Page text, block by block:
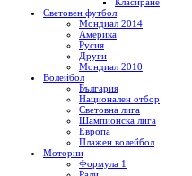
Класиране
Световен футбол
Мондиал 2014
Америка
Русия
Други
Мондиал 2010
Волейбол
България
Национален отбор
Световна лига
Шампионска лига
Европа
Плажен волейбол
Моторни
Формула 1